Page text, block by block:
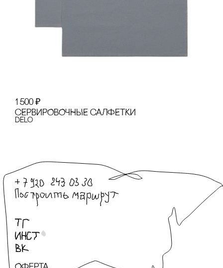
1 500 ₽
сЕРВИРОВОЧНЫЕ сАЛФЕТКИ
Delo